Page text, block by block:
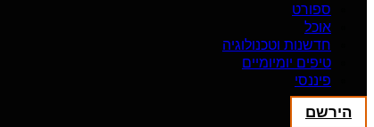
ספורט
אוכל
חדשנות וטכנולוגיה
טיפים יומיומיים
פיננסי
הירשם